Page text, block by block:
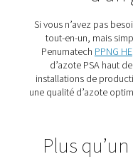
Débit
sélectif, mais
brasage par
Jusqu’à 30
génération à
pureté.